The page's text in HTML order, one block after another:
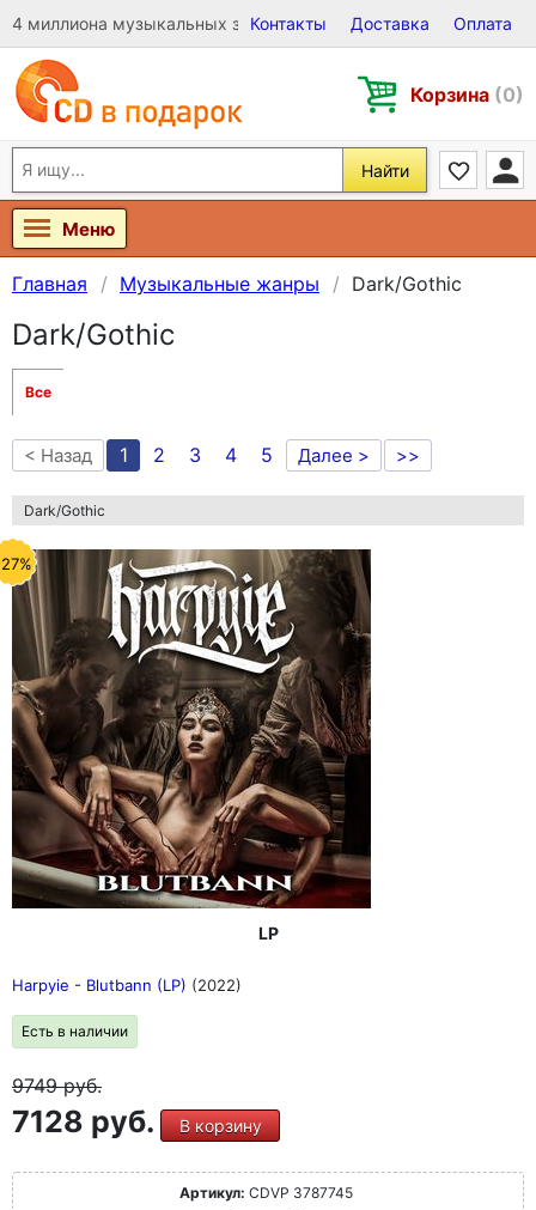
4 миллиона музыкальных записей на Виниле, CD и DVD
Контакты Доставка Оплата
Корзина (0)
Найти
Меню
Главная Музыкальные жанры Dark/Gothic
Dark/Gothic
Все
< Назад 1 2 3 4 5 Далее > >>
Dark/Gothic
LP
Harpyie - Blutbann (LP) (2022)
Есть в наличии
9749руб.
7128 руб. В корзину
Артикул: CDVP 3787745